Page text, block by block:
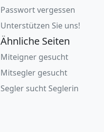
Passwort vergessen
Unterstützen Sie uns!
Ähnliche Seiten
Miteigner gesucht
Mitsegler gesucht
Segler sucht Seglerin